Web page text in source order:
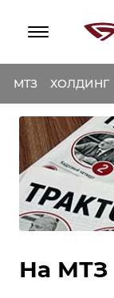
МТЗ ХОЛДИНГ
На МТЗ